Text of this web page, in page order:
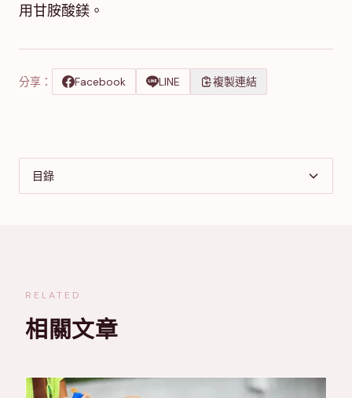
用甘胺酸鎂。
分享： Facebook LINE 複製連結
目錄
RELATED
相關文章